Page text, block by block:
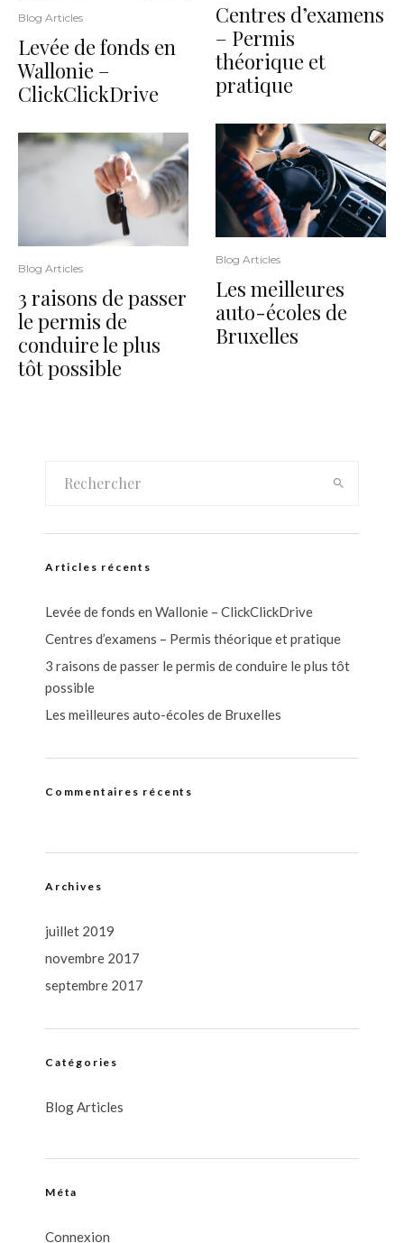
Blog Articles
Levée de fonds en
Wallonie –
ClickClickDrive
Blog Articles
3 raisons de passer
le permis de
conduire le plus
tôt possible
Centres d’examens
– Permis
théorique et
pratique
Blog Articles
Les meilleures
auto-écoles de
Bruxelles
Articles récents
Levée de fonds en Wallonie – ClickClickDrive
Centres d’examens – Permis théorique et pratique
3 raisons de passer le permis de conduire le plus tôt
possible
Les meilleures auto-écoles de Bruxelles
Commentaires récents
Archives
juillet 2019
novembre 2017
septembre 2017
Catégories
Blog Articles
Méta
Connexion